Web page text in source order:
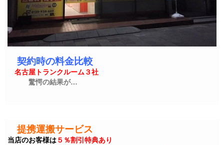
契約時の料金比較
名古屋トランクルーム３社
驚愕の結果が…
提携運搬サービス
当店のお客様は５％割引特典あり